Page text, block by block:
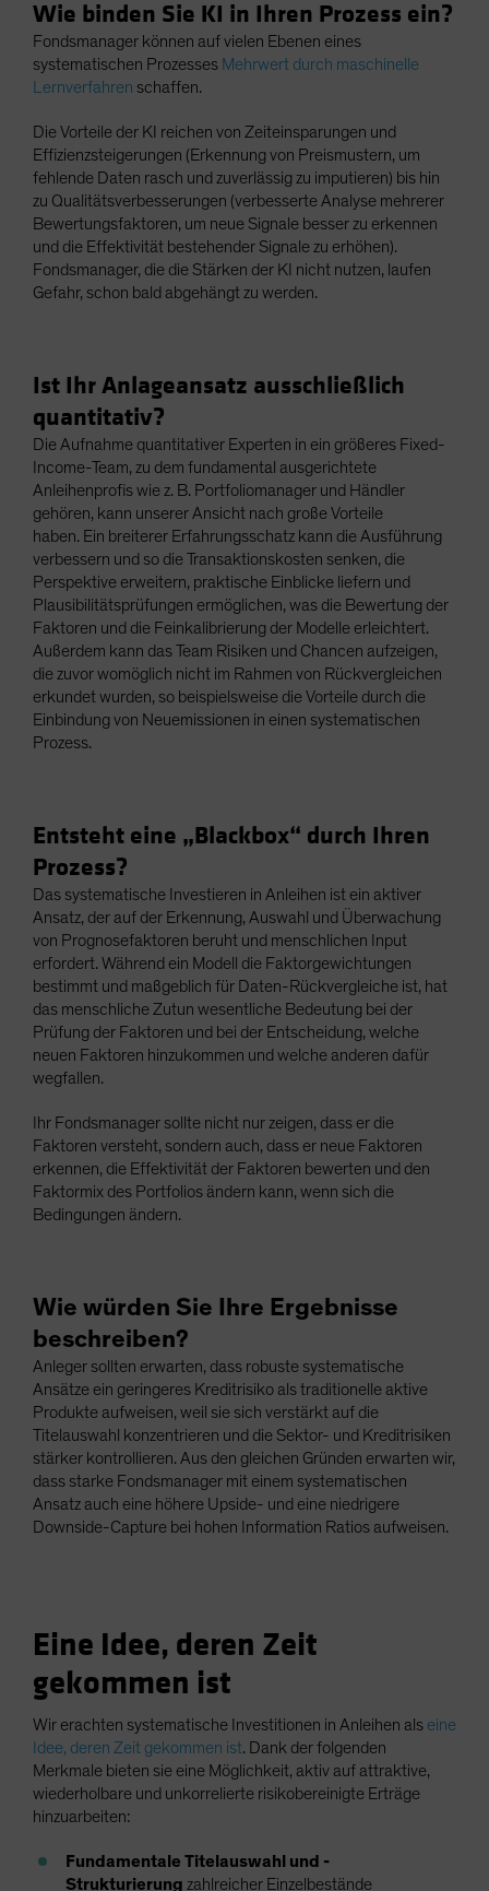
Wie binden Sie KI in Ihren Prozess ein?
Fondsmanager können auf vielen Ebenen eines
systematischen Prozesses Mehrwert durch maschinelle
Lernverfahren schaffen.
Die Vorteile der KI reichen von Zeiteinsparungen und
Effizienzsteigerungen (Erkennung von Preismustern, um
fehlende Daten rasch und zuverlässig zu imputieren) bis hin
zu Qualitätsverbesserungen (verbesserte Analyse mehrerer
Bewertungsfaktoren, um neue Signale besser zu erkennen
und die Effektivität bestehender Signale zu erhöhen).
Fondsmanager, die die Stärken der KI nicht nutzen, laufen
Gefahr, schon bald abgehängt zu werden.
Ist Ihr Anlageansatz ausschließlich
quantitativ?
Die Aufnahme quantitativer Experten in ein größeres Fixed-
Income-Team, zu dem fundamental ausgerichtete
Anleihenprofis wie z. B. Portfoliomanager und Händler
gehören, kann unserer Ansicht nach große Vorteile
haben. Ein breiterer Erfahrungsschatz kann die Ausführung
verbessern und so die Transaktionskosten senken, die
Perspektive erweitern, praktische Einblicke liefern und
Plausibilitätsprüfungen ermöglichen, was die Bewertung der
Faktoren und die Feinkalibrierung der Modelle erleichtert.
Außerdem kann das Team Risiken und Chancen aufzeigen,
die zuvor womöglich nicht im Rahmen von Rückvergleichen
erkundet wurden, so beispielsweise die Vorteile durch die
Einbindung von Neuemissionen in einen systematischen
Prozess.
Entsteht eine „Blackbox“ durch Ihren
Prozess?
Das systematische Investieren in Anleihen ist ein aktiver
Ansatz, der auf der Erkennung, Auswahl und Überwachung
von Prognosefaktoren beruht und menschlichen Input
erfordert. Während ein Modell die Faktorgewichtungen
bestimmt und maßgeblich für Daten-Rückvergleiche ist, hat
das menschliche Zutun wesentliche Bedeutung bei der
Prüfung der Faktoren und bei der Entscheidung, welche
neuen Faktoren hinzukommen und welche anderen dafür
wegfallen.
Ihr Fondsmanager sollte nicht nur zeigen, dass er die
Faktoren versteht, sondern auch, dass er neue Faktoren
erkennen, die Effektivität der Faktoren bewerten und den
Faktormix des Portfolios ändern kann, wenn sich die
Bedingungen ändern.
Wie würden Sie Ihre Ergebnisse
beschreiben?
Anleger sollten erwarten, dass robuste systematische
Ansätze ein geringeres Kreditrisiko als traditionelle aktive
Produkte aufweisen, weil sie sich verstärkt auf die
Titelauswahl konzentrieren und die Sektor- und Kreditrisiken
stärker kontrollieren. Aus den gleichen Gründen erwarten wir,
dass starke Fondsmanager mit einem systematischen
Ansatz auch eine höhere Upside- und eine niedrigere
Downside-Capture bei hohen Information Ratios aufweisen.
Eine Idee, deren Zeit
gekommen ist
Wir erachten systematische Investitionen in Anleihen als eine
Idee, deren Zeit gekommen ist. Dank der folgenden
Merkmale bieten sie eine Möglichkeit, aktiv auf attraktive,
wiederholbare und unkorrelierte risikobereinigte Erträge
hinzuarbeiten:
Fundamentale Titelauswahl und -
Strukturierung zahlreicher Einzelbestände